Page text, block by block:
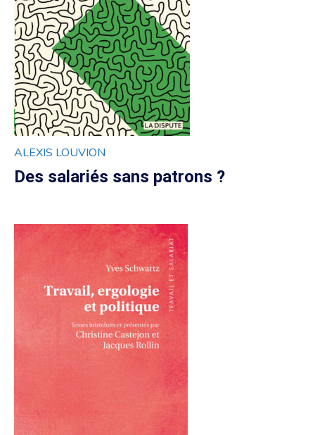
ALEXIS LOUVION
Des salariés sans patrons ?